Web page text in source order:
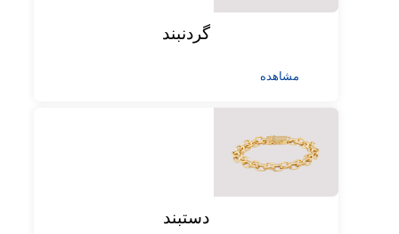
گردنبند
مشاهده
دستبند